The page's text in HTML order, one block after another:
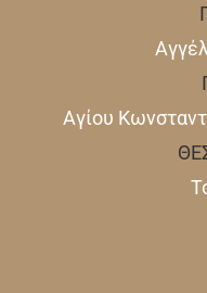
Αγίου